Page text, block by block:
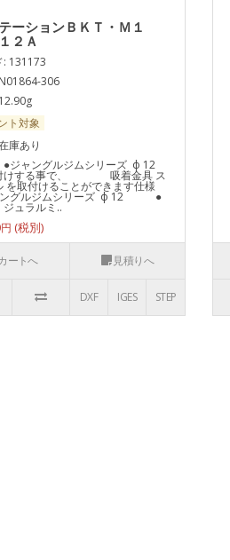
ーションＢＫＴ・Ｍ１
２Ａ
: 131173
306
ト対象
庫あり
ジャングルジムシリーズ ф 12
けする事で、 吸着金具 ス
を取付けることができます仕様
ングルジムシリーズ ф 12 ●
ジュラルミ..
ートへ 見積りへ
DXF IGES STEP